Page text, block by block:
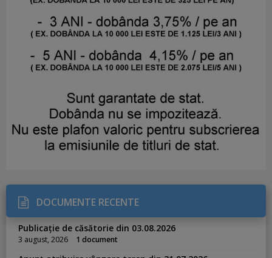
DOCUMENTE RECENTE
Publicație de căsătorie din 03.08.2026
3 august, 2026 1 document